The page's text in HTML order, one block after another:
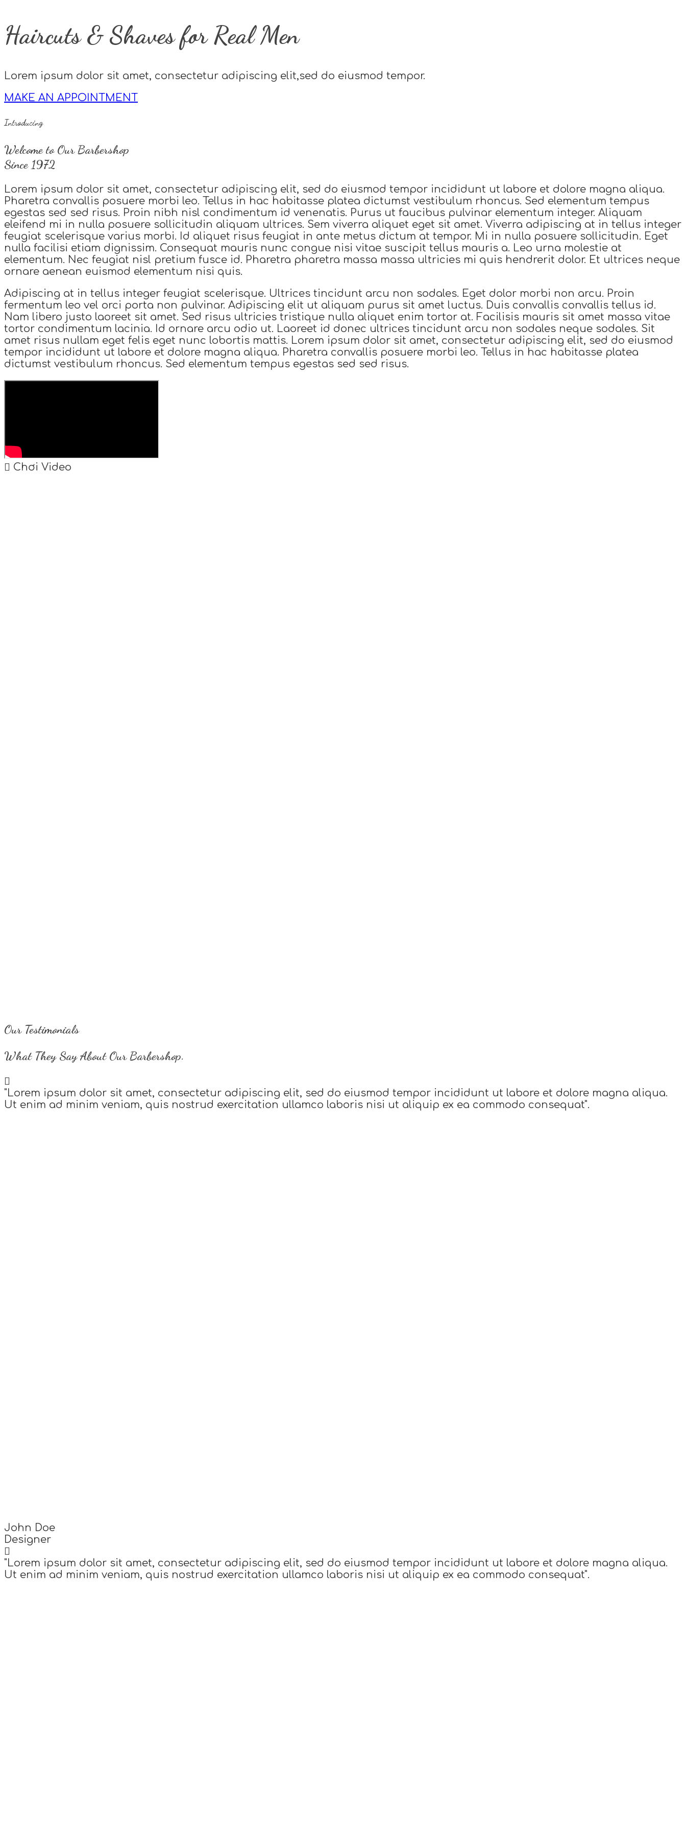
Haircuts & Shaves for Real Men
Lorem ipsum dolor sit amet, consectetur adipiscing elit,sed do eiusmod tempor.
MAKE AN APPOINTMENT
Introducing
Welcome to Our Barbershop
Since 1972
Lorem ipsum dolor sit amet, consectetur adipiscing elit, sed do eiusmod tempor incididunt ut labore et dolore magna aliqua.
Pharetra convallis posuere morbi leo. Tellus in hac habitasse platea dictumst vestibulum rhoncus. Sed elementum tempus
egestas sed sed risus. Proin nibh nisl condimentum id venenatis. Purus ut faucibus pulvinar elementum integer. Aliquam
eleifend mi in nulla posuere sollicitudin aliquam ultrices. Sem viverra aliquet eget sit amet. Viverra adipiscing at in tellus integer
feugiat scelerisque varius morbi. Id aliquet risus feugiat in ante metus dictum at tempor. Mi in nulla posuere sollicitudin. Eget
nulla facilisi etiam dignissim. Consequat mauris nunc congue nisi vitae suscipit tellus mauris a. Leo urna molestie at
elementum. Nec feugiat nisl pretium fusce id. Pharetra pharetra massa massa ultricies mi quis hendrerit dolor. Et ultrices neque
ornare aenean euismod elementum nisi quis.
Adipiscing at in tellus integer feugiat scelerisque. Ultrices tincidunt arcu non sodales. Eget dolor morbi non arcu. Proin
fermentum leo vel orci porta non pulvinar. Adipiscing elit ut aliquam purus sit amet luctus. Duis convallis convallis tellus id.
Nam libero justo laoreet sit amet. Sed risus ultricies tristique nulla aliquet enim tortor at. Facilisis mauris sit amet massa vitae
tortor condimentum lacinia. Id ornare arcu odio ut. Laoreet id donec ultrices tincidunt arcu non sodales neque sodales. Sit
amet risus nullam eget felis eget nunc lobortis mattis. Lorem ipsum dolor sit amet, consectetur adipiscing elit, sed do eiusmod
tempor incididunt ut labore et dolore magna aliqua. Pharetra convallis posuere morbi leo. Tellus in hac habitasse platea
dictumst vestibulum rhoncus. Sed elementum tempus egestas sed sed risus.
Chơi Video
Our Testimonials
What They Say About Our Barbershop.
"Lorem ipsum dolor sit amet, consectetur adipiscing elit, sed do eiusmod tempor incididunt ut labore et dolore magna aliqua.
Ut enim ad minim veniam, quis nostrud exercitation ullamco laboris nisi ut aliquip ex ea commodo consequat".
John Doe
Designer
"Lorem ipsum dolor sit amet, consectetur adipiscing elit, sed do eiusmod tempor incididunt ut labore et dolore magna aliqua.
Ut enim ad minim veniam, quis nostrud exercitation ullamco laboris nisi ut aliquip ex ea commodo consequat".